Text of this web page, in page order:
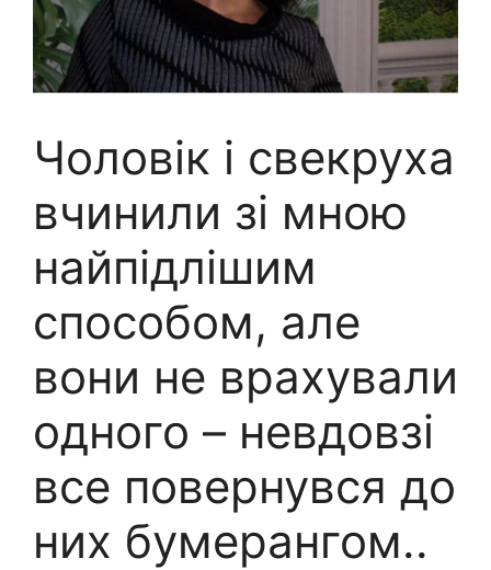
Чоловік і свекруха
вчинили зі мною
найпідлішим
способом, але
вони не врахували
одного – невдовзі
все повернувся до
них бумерангом..